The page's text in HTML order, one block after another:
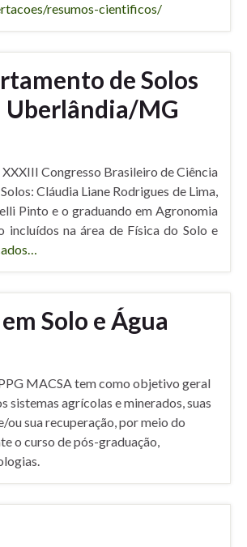
resumos-cientificos/
de Solos
Uberlândia/MG
Congresso Brasileiro de Ciência
Cláudia Liane Rodrigues de Lima,
Pinto e o graduando em Agronomia
na área de Física do Solo e
Solo e Água
MACSA tem como objetivo geral
agrícolas e minerados, suas
ou sua recuperação, por meio do
o curso de pós-graduação,